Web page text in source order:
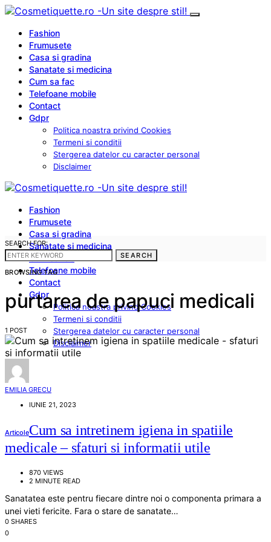
Fashion
Frumusete
Casa si gradina
Sanatate si medicina
Cum sa fac
Telefoane mobile
Contact
Gdpr
Politica noastra privind Cookies
Termeni si conditii
Stergerea datelor cu caracter personal
Disclaimer
Fashion
Frumusete
Casa si gradina
Sanatate si medicina
Cum sa fac
Telefoane mobile
Contact
Gdpr
Politica noastra privind Cookies
Termeni si conditii
Stergerea datelor cu caracter personal
Disclaimer
SEARCH FOR:
SEARCH
BROWSING TAG
purtarea de papuci medicali
1 POST
EMILIA GRECU
IUNIE 21, 2023
ArticoleCum sa intretinem igiena in spatiile
medicale – sfaturi si informatii utile
870 VIEWS
2 MINUTE READ
Sanatatea este pentru fiecare dintre noi o componenta primara a
unei vieti fericite. Fara o stare de sanatate…
0 SHARES
0